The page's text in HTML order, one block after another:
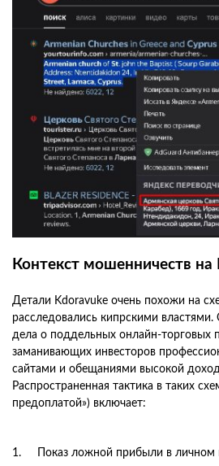
Контекст мошенничеств на
Детали Kdoravuke очень похожи на
расследовались кипрскими
дела о поддельных онлайн-торговых
заманивающих инвесторов
сайтами и обещаниями высокой
Распространенная тактика в таких
предоплатой») включает:
Показ ложной прибыли в личном